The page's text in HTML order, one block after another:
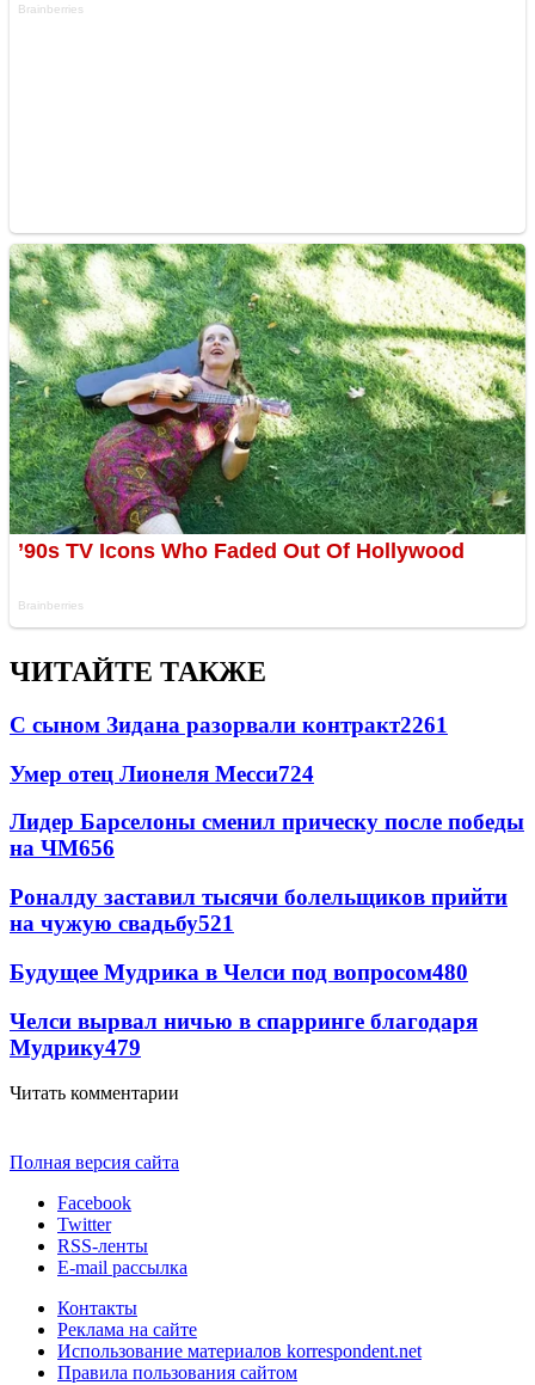
ЧИТАЙТЕ ТАКЖЕ
С сыном Зидана разорвали контракт2261
Умер отец Лионеля Месси724
Лидер Барселоны сменил прическу после победы
на ЧМ656
Роналду заставил тысячи болельщиков прийти
на чужую свадьбу521
Будущее Мудрика в Челси под вопросом480
Челси вырвал ничью в спарринге благодаря
Мудрику479
Читать комментарии
Полная версия сайта
Facebook
Twitter
RSS-ленты
E-mail рассылка
Контакты
Реклама на сайте
Использование материалов korrespondent.net
Правила пользования сайтом